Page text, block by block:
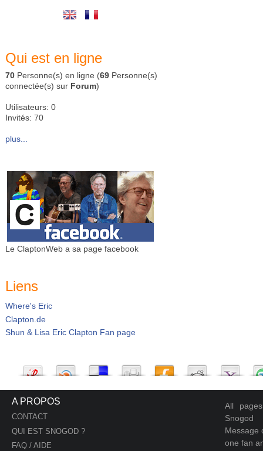
Qui est en ligne
70 Personne(s) en ligne (69 Personne(s)
connectée(s) sur Forum)
Utilisateurs: 0
Invités: 70
plus...
Le ClaptonWeb a sa page facebook
Liens
Where's Eric
Clapton.de
Shun & Lisa Eric Clapton Fan page
A PROPOS
CONTACT
QUI EST SNOGOD ?
FAQ / AIDE
All
Snogod
Message
one fan